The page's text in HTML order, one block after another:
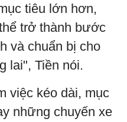
tiêu lớn hơn,
trở thành bước
và chuẩn bị cho
lai", Tiền nói.
việc kéo dài, mục
những chuyến xe